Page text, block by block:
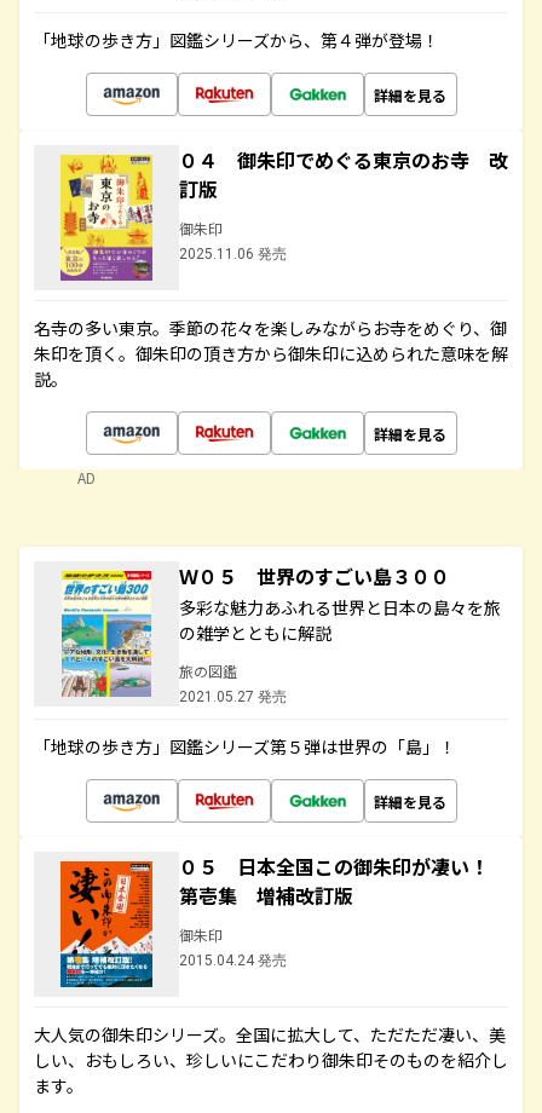
「地球の歩き方」図鑑シリーズから、第４弾が登場！
詳細を見る
０４ 御朱印でめぐる東京のお寺 改
訂版
御朱印
2025.11.06 発売
名寺の多い東京。季節の花々を楽しみながらお寺をめぐり、御
朱印を頂く。御朱印の頂き方から御朱印に込められた意味を解
説。
詳細を見る
AD
Ｗ０５ 世界のすごい島３００
多彩な魅力あふれる世界と日本の島々を旅
の雑学とともに解説
旅の図鑑
2021.05.27 発売
「地球の歩き方」図鑑シリーズ第５弾は世界の「島」！
詳細を見る
０５ 日本全国この御朱印が凄い！
第壱集 増補改訂版
御朱印
2015.04.24 発売
大人気の御朱印シリーズ。全国に拡大して、ただただ凄い、美
しい、おもしろい、珍しいにこだわり御朱印そのものを紹介し
ます。